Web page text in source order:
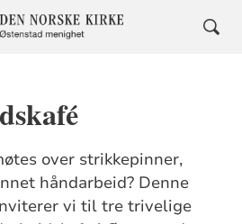
over strikkepinner,
håndarbeid? Denne
vi til tre trivelige